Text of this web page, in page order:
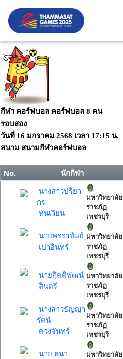
กีฬา คอร์ฟบอล คอร์ฟบอล 8 คน
รอบสอง
วันที่ 16 มกราคม 2568 เวลา 17:15 น.
สนาม สนามกีฬาคอร์ฟบอล
No. นักกีฬา
นางสาวปริยา
กร
หันเวียน
มหาวิทยาลัย
ราชภัฏ
เพชรบุรี
นายพรราชันย์
เปาอินทร์
มหาวิทยาลัย
ราชภัฏ
เพชรบุรี
นายกิตติพัฒน์
สินตรี
มหาวิทยาลัย
ราชภัฏ
เพชรบุรี
นางสาวธัญญา
รัตน์
ดวงจันทร์
มหาวิทยาลัย
ราชภัฏ
เพชรบุรี
นาย ธนา
มหาวิทยาลัย